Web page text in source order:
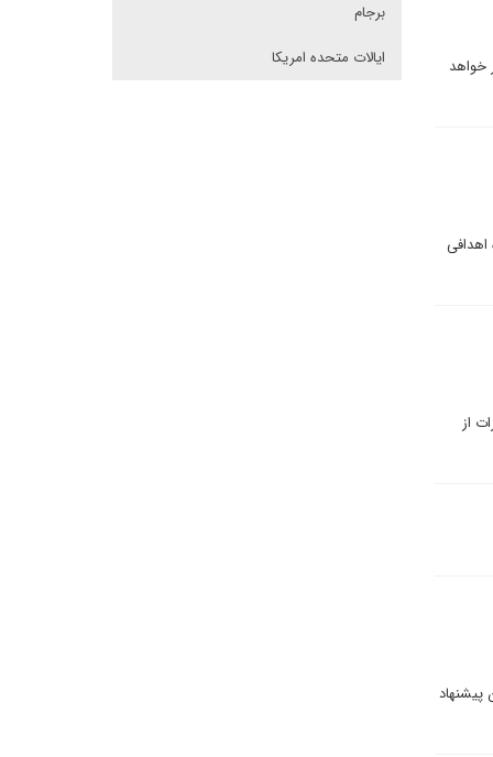
خواهد
اهدافی
(دموکرات از
پیشنهاد
برجام
ایالات متحده امریکا